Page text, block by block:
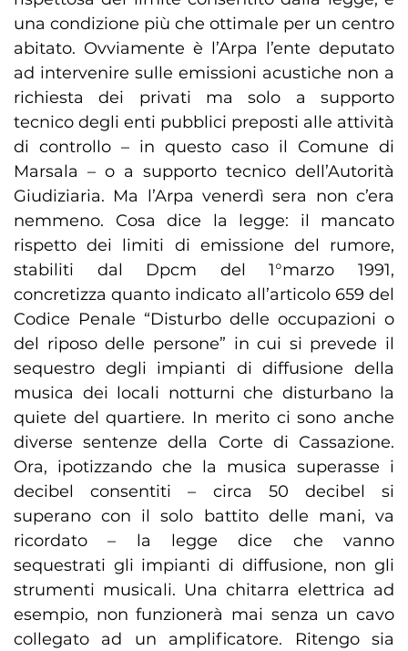
una condizione più che ottimale per un centro
abitato. Ovviamente è l’Arpa l’ente deputato
ad intervenire sulle emissioni acustiche non a
richiesta dei privati ma solo a supporto
tecnico degli enti pubblici preposti alle attività
di controllo – in questo caso il Comune di
Marsala – o a supporto tecnico dell’Autorità
Giudiziaria. Ma l’Arpa venerdì sera non c’era
nemmeno. Cosa dice la legge: il mancato
rispetto dei limiti di emissione del rumore,
stabiliti dal Dpcm del 1°marzo 1991,
concretizza quanto indicato all’articolo 659 del
Codice Penale “Disturbo delle occupazioni o
del riposo delle persone” in cui si prevede il
sequestro degli impianti di diffusione della
musica dei locali notturni che disturbano la
quiete del quartiere. In merito ci sono anche
diverse sentenze della Corte di Cassazione.
Ora, ipotizzando che la musica superasse i
decibel consentiti – circa 50 decibel si
superano con il solo battito delle mani, va
ricordato – la legge dice che vanno
sequestrati gli impianti di diffusione, non gli
strumenti musicali. Una chitarra elettrica ad
esempio, non funzionerà mai senza un cavo
collegato ad un amplificatore. Ritengo sia